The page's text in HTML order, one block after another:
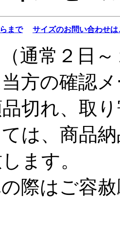
まで サイズのお問い合わせ
通常２日
当方の確認
切れ、取
は、商品
ます。
際はご容